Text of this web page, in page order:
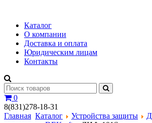
Каталог
О компании
Доставка и оплата
Юридическим лицам
Контакты
0
8(831)278-18-31
Главная Каталог Устройства защиты